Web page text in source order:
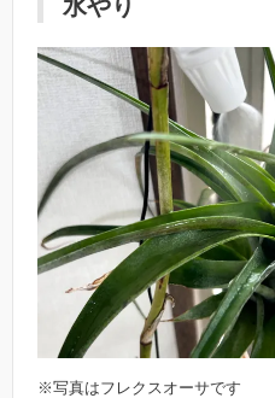
水やり
※写真はフレクスオーサです